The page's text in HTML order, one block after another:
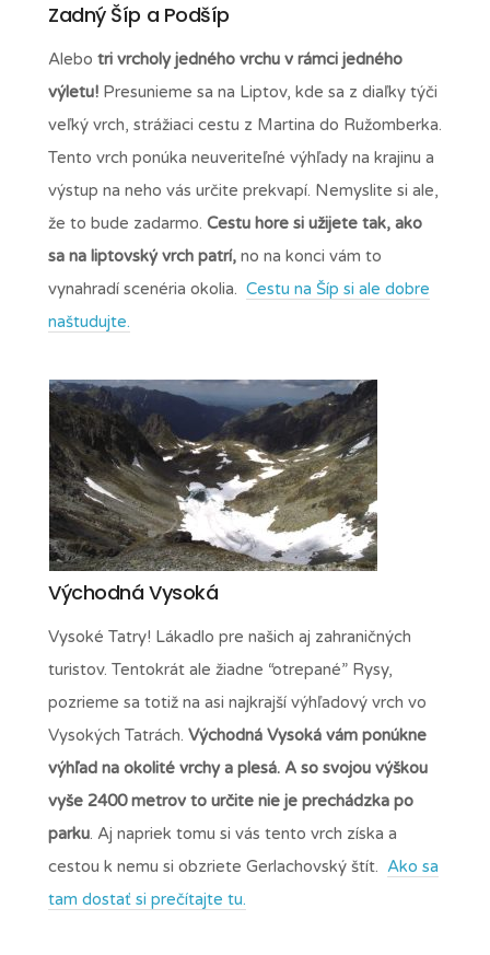
Zadný Šíp a Podšíp
Alebo tri vrcholy jedného vrchu v rámci jedného
výletu! Presunieme sa na Liptov, kde sa z diaľky týči
veľký vrch, strážiaci cestu z Martina do Ružomberka.
Tento vrch ponúka neuveriteľné výhľady na krajinu a
výstup na neho vás určite prekvapí. Nemyslite si ale,
že to bude zadarmo. Cestu hore si užijete tak, ako
sa na liptovský vrch patrí, no na konci vám to
vynahradí scenéria okolia. Cestu na Šíp si ale dobre
naštudujte.
Východná Vysoká
Vysoké Tatry! Lákadlo pre našich aj zahraničných
turistov. Tentokrát ale žiadne “otrepané” Rysy,
pozrieme sa totiž na asi najkrajší výhľadový vrch vo
Vysokých Tatrách. Východná Vysoká vám ponúkne
výhľad na okolité vrchy a plesá. A so svojou výškou
vyše 2400 metrov to určite nie je prechádzka po
parku. Aj napriek tomu si vás tento vrch získa a
cestou k nemu si obzriete Gerlachovský štít. Ako sa
tam dostať si prečítajte tu.